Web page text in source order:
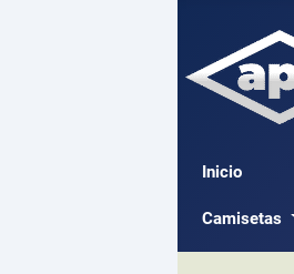
Inicio
Camisetas